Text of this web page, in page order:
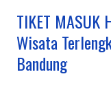
TIKET MASUK
Wisata
Bandung